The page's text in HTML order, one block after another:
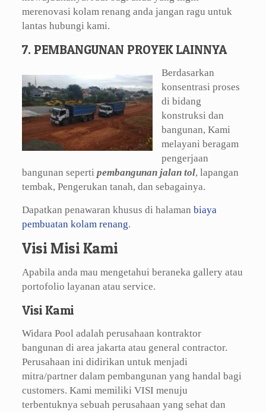
merenovasi kolam renang anda jangan ragu untuk
lantas hubungi kami.
7. PEMBANGUNAN PROYEK LAINNYA
Berdasarkan
konsentrasi proses
di bidang
konstruksi dan
bangunan, Kami
melayani beragam
pengerjaan
bangunan seperti pembangunan jalan tol, lapangan
tembak, Pengerukan tanah, dan sebagainya.
Dapatkan penawaran khusus di halaman biaya
pembuatan kolam renang.
Visi Misi Kami
Apabila anda mau mengetahui beraneka gallery atau
portofolio layanan atau service.
Visi Kami
Widara Pool adalah perusahaan kontraktor
bangunan di area jakarta atau general contractor.
Perusahaan ini didirikan untuk menjadi
mitra/partner dalam pembangunan yang handal bagi
customers. Kami memiliki VISI menuju
terbentuknya sebuah perusahaan yang sehat dan